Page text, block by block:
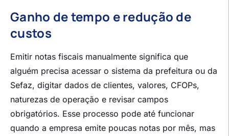
Ganho de tempo e redução de
custos
Emitir notas fiscais manualmente significa que
alguém precisa acessar o sistema da prefeitura ou da
Sefaz, digitar dados de clientes, valores, CFOPs,
naturezas de operação e revisar campos
obrigatórios. Esse processo pode até funcionar
quando a empresa emite poucas notas por mês, mas